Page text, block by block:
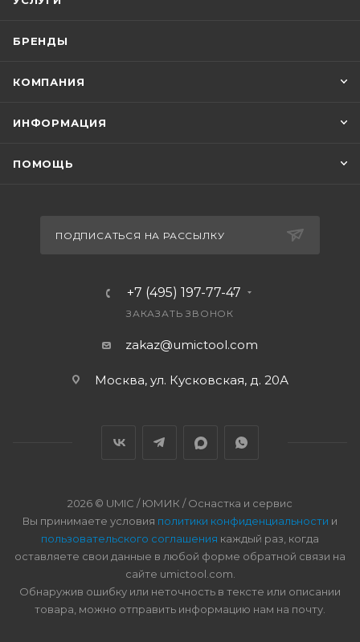
БРЕНДЫ
КОМПАНИЯ
ИНФОРМАЦИЯ
ПОМОЩЬ
ПОДПИСАТЬСЯ НА РАССЫЛКУ
+7 (495) 197-77-47
ЗАКАЗАТЬ ЗВОНОК
zakaz@umictool.com
Москва, ул. Кусковская, д. 20А
2026 © UMIC / ЮМИК / Оснастка и сервис
Вы принимаете условия политики конфиденциальности и
пользовательского соглашения каждый раз, когда
оставляете свои данные в любой форме обратной связи на
сайте umictool.com.
Обнаружив ошибку или неточность в тексте или описании
товара, можно отправить информацию нам на почту.